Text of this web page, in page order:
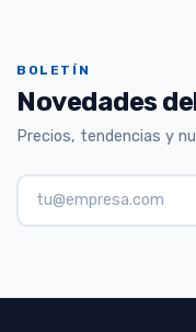
BOLETÍN
Novedades
Precios, tendencias y